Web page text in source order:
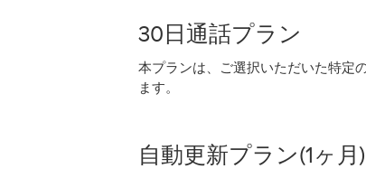
30日通話プラン
本プランは、ご選択いただいた特定
ます。
自動更新プラン(1ヶ月)